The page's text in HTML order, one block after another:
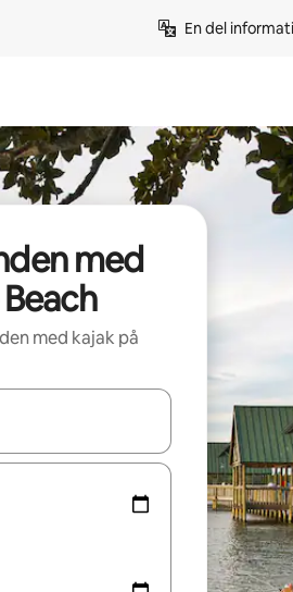
En del
med
med kajak på
du navigera med upp- och